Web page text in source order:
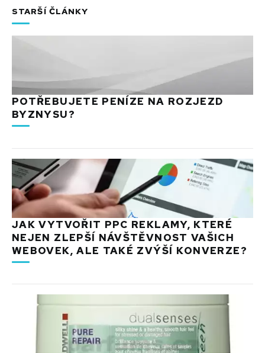
STARŠÍ ČLÁNKY
POTŘEBUJETE PENÍZE NA ROZJEZD
BYZNYSU?
JAK VYTVOŘIT PPC REKLAMY, KTERÉ
NEJEN ZLEPŠÍ NÁVŠTĚVNOST VAŠICH
WEBOVEK, ALE TAKÉ ZVÝŠÍ KONVERZE?